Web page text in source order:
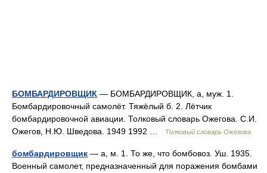
БОМБАРДИРОВЩИК — БОМБАРДИРОВЩИК, а, муж. 1.
Бомбардировочный самолёт. Тяжёлый б. 2. Лётчик
бомбардировочной авиации. Толковый словарь Ожегова. С.И.
Ожегов, Н.Ю. Шведова. 1949 1992 …
Толковый словарь Ожегова
бомбардировщик — а, м. 1. То же, что бомбовоз. Уш. 1935.
Военный самолет, предназначенный для поражения бомбами